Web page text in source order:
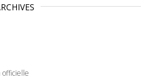
officielle